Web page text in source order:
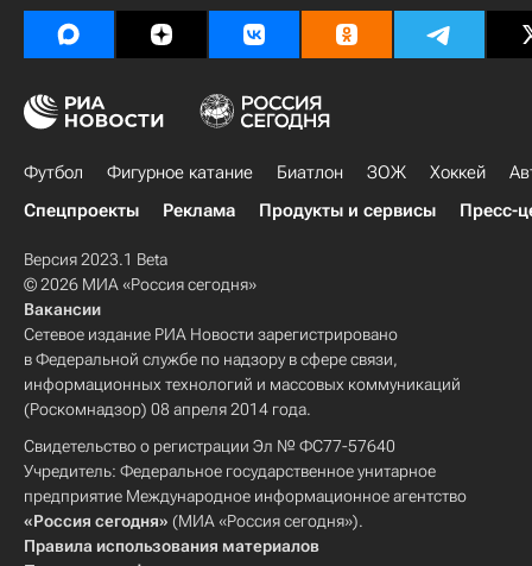
Футбол Фигурное катание Биатлон ЗОЖ Хоккей
Спецпроекты
Реклама Продукты и сервисы Пресс-
Версия 2023.1 Beta
© 2026 МИА «Россия сегодня»
Вакансии
Сетевое издание РИА Новости зарегистрировано
в Федеральной службе по надзору в сфере связи,
информационных технологий и массовых коммуникаций
(Роскомнадзор) 08 апреля 2014 года.
Свидетельство о регистрации Эл № ФС77-57640
Учредитель: Федеральное государственное унитарное
предприятие Международное информационное агентство
«Россия сегодня» (МИА «Россия сегодня»).
Правила использования материалов